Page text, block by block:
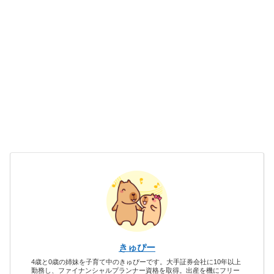
きゅぴー
4歳と0歳の姉妹を子育て中のきゅぴーです。大手証券会社に10年以上
勤務し、ファイナンシャルプランナー資格を取得。出産を機にフリー